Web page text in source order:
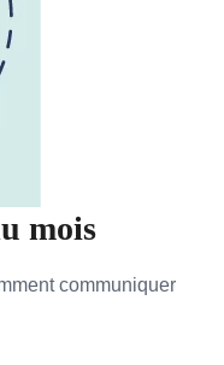
mois
communiquer